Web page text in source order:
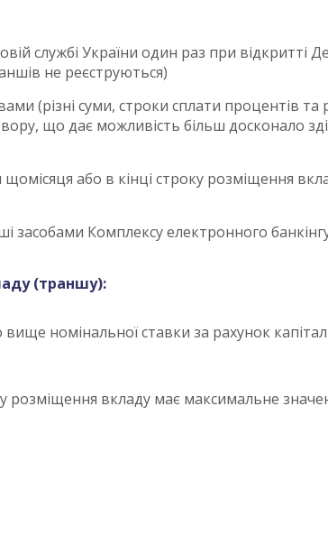
службі України один раз при відкритті
не реєструються)
(різні суми, строки сплати процентів
що дає можливість більш досконало
або в кінці строку розміщення
засобами Комплексу електронного
(траншу):
номінальної ставки за рахунок
розміщення вкладу має максимальне